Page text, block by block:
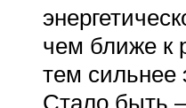
чем ближе к
тем сильнее
Стало быть